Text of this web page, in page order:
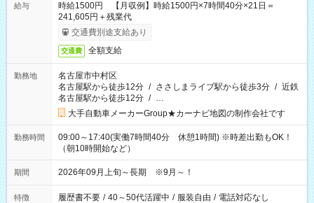
給与
時給1500円 【月収例】時給1500円×7時間40分×21日＝
241,605円＋残業代
交通費別途支給あり
交通費 全額支給
勤務地
名古屋市中村区
名古屋駅から徒歩12分 / ささしまライブ駅から徒歩3分 / 近鉄
名古屋駅から徒歩12分 / …
大手自動車メーカーGroup★カーナビ地図の制作会社です
勤務時間
09:00～17:40(実働7時間40分 休憩1時間) ※時差出勤もOK！
（朝10時開始など）
期間 2026年09月上旬～長期 ※9月～！
特徴 履歴書不要 / 40～50代活躍中 / 服装自由 / 電話対応なし